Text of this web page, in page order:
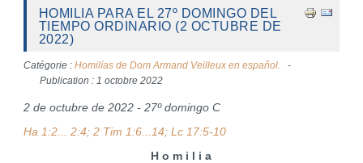
HOMILIA PARA EL 27º DOMINGO DEL
TIEMPO ORDINARIO (2 OCTUBRE DE
2022)
Catégorie : Homilías de Dom Armand Veilleux en español.
Publication : 1 octobre 2022
2 de octubre de 2022 - 27º domingo C
Ha 1:2... 2:4; 2 Tim 1:6...14; Lc 17:5-10
H o m i l i a